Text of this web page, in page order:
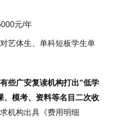
元/年
对艺体生、单科短板学生单
有些广安复读机构打出“低学
、模考、资料等名目二次收
机构出具《费用明细